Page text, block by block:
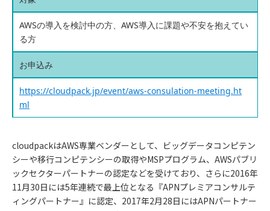
AWSの導入を検討中の方、AWS導入に課題や不安を抱えてい
る方
お申込み
https://cloudpack.jp/event/aws-consulation-meeting.ht
ml
cloudpackはAWS専業ベンダーとして、ビッグデータコンピテン
シーや移行コンピテンシーの取得やMSPプログラム、AWSパブリ
ックセクターパートナーの認定などを受けており、さらに2016年
11月30日には5年連続で最上位となる『APNプレミアコンサルテ
ィングパートナー』に認定、2017年2月28日にはAPNパートナー